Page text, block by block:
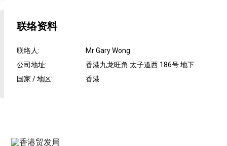
联络资料
联络人:
Mr Gary Wong
公司地址:
香港九龙旺角 太子道西 186号 地下
国家 / 地区: 香港